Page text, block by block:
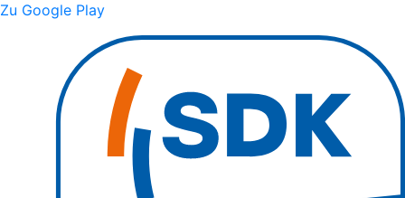
Zu Google Play